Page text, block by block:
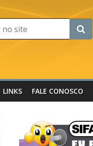
LINKS FALE CONOSCO